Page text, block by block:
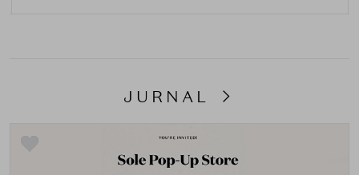
JURNAL